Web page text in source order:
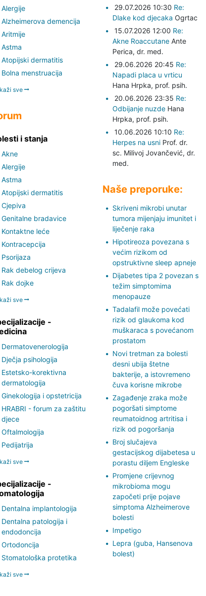
Alergije
Alzheimerova demencija
Aritmije
Astma
Atopijski dermatitis
Bolna menstruacija
sve
i stanja
Akne
Alergije
Astma
Atopijski dermatitis
Cjepiva
Genitalne bradavice
Kontaktne leće
Kontracepcija
Psorijaza
Rak debelog crijeva
Rak dojke
sve
-
Dermatovenerologija
Dječja psihologija
Estetsko-korektivna
dermatologija
Ginekologija i opstetricija
HRABRI - forum za zaštitu
djece
Oftalmologija
Pedijatrija
sve
-
Dentalna implantologija
Dentalna patologija i
endodoncija
Ortodoncija
Stomatološka protetika
sve
29.07.2026 10:30 Re:
Dlake kod djecaka Ogrtac
15.07.2026 12:00 Re:
Akne Roaccutane Ante
Perica, dr. med.
29.06.2026 20:45 Re:
Napadi placa u vrticu
Hana Hrpka, prof. psih.
20.06.2026 23:35 Re:
Odbijanje nuzde Hana
Hrpka, prof. psih.
10.06.2026 10:10 Re:
Herpes na usni Prof. dr.
sc. Milivoj Jovančević, dr.
med.
Naše preporuke:
Skriveni mikrobi unutar
tumora mijenjaju imunitet i
liječenje raka
Hipotireoza povezana s
većim rizikom od
opstruktivne sleep apneje
Dijabetes tipa 2 povezan s
težim simptomima
menopauze
Tadalafil može povećati
rizik od glaukoma kod
muškaraca s povećanom
prostatom
Novi tretman za bolesti
desni ubija štetne
bakterije, a istovremeno
čuva korisne mikrobe
Zagađenje zraka može
pogoršati simptome
reumatoidnog artritisa i
rizik od pogoršanja
Broj slučajeva
gestacijskog dijabetesa u
porastu diljem Engleske
Promjene crijevnog
mikrobioma mogu
započeti prije pojave
simptoma Alzheimerove
bolesti
Impetigo
Lepra (guba, Hansenova
bolest)